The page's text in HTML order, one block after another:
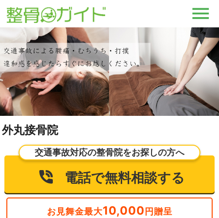
外丸接骨院
交通事故対応の整骨院をお探しの方へ
電話で無料相談する
お見舞金最大10,000 円贈呈